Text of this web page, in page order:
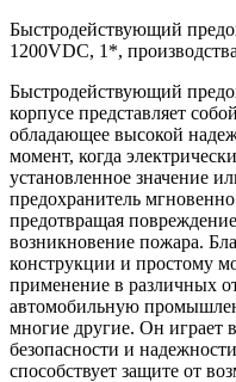
Быстродействующий
1200VDC, 1*,
Быстродействующий
корпусе представляет
обладающее высокой
момент, когда
установленное значение
предохранитель
предотвращая
возникновение пожара.
конструкции и простому
применение в различных
автомобильную
многие другие. Он играет
безопасности и
способствует защите от